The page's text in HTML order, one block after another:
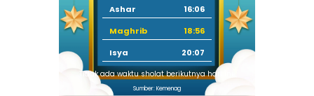
Ashar
16:06
Maghrib
18:56
Isya
20:07
Tidak ada waktu sholat berikutnya hari ini.
Sumber: Kemenag